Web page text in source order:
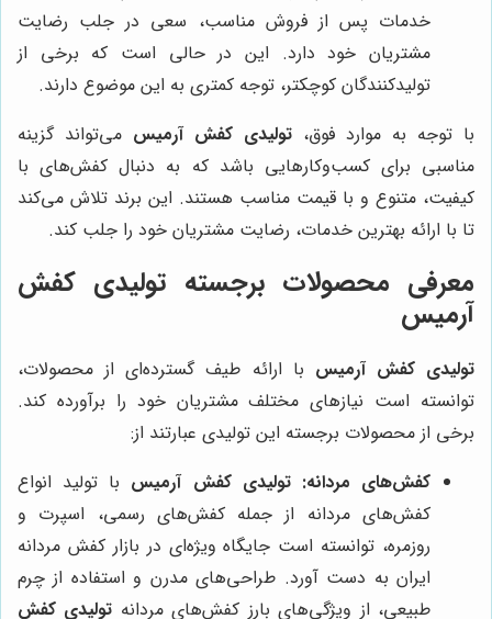
خدمات پس از فروش مناسب، سعی در جلب رضایت
مشتریان خود دارد. این در حالی است که برخی از
تولیدکنندگان کوچکتر، توجه کمتری به این موضوع دارند.
با توجه به موارد فوق، تولیدی کفش آرمیس می‌تواند گزینه
مناسبی برای کسب‌وکارهایی باشد که به دنبال کفش‌های با
کیفیت، متنوع و با قیمت مناسب هستند. این برند تلاش می‌کند
تا با ارائه بهترین خدمات، رضایت مشتریان خود را جلب کند.
معرفی محصولات برجسته تولیدی کفش
آرمیس
تولیدی کفش آرمیس با ارائه طیف گسترده‌ای از محصولات،
توانسته است نیازهای مختلف مشتریان خود را برآورده کند.
برخی از محصولات برجسته این تولیدی عبارتند از:
کفش‌های مردانه: تولیدی کفش آرمیس با تولید انواع
کفش‌های مردانه از جمله کفش‌های رسمی، اسپرت و
روزمره، توانسته است جایگاه ویژه‌ای در بازار کفش مردانه
ایران به دست آورد. طراحی‌های مدرن و استفاده از چرم
طبیعی، از ویژگی‌های بارز کفش‌های مردانه تولیدی کفش